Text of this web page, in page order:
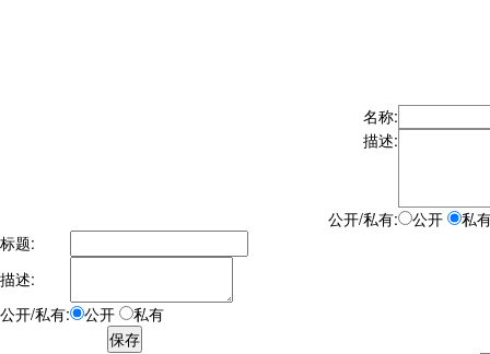
名称:
描述:
公开/私有: 公开
私
标题:
描述:
公开/私有:
公开 私有